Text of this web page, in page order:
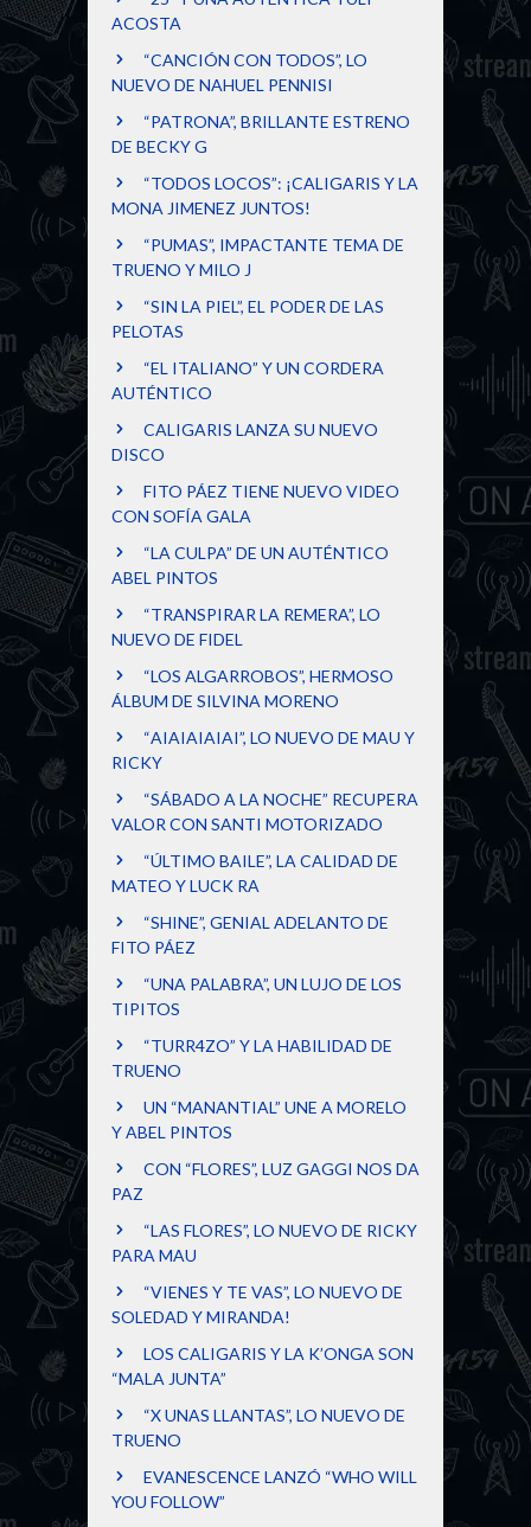
ACOSTA
“CANCIÓN CON TODOS”, LO
NUEVO DE NAHUEL PENNISI
“PATRONA”, BRILLANTE ESTRENO
DE BECKY G
“TODOS LOCOS”: ¡CALIGARIS Y LA
MONA JIMENEZ JUNTOS!
“PUMAS”, IMPACTANTE TEMA DE
TRUENO Y MILO J
“SIN LA PIEL”, EL PODER DE LAS
PELOTAS
“EL ITALIANO” Y UN CORDERA
AUTÉNTICO
CALIGARIS LANZA SU NUEVO
DISCO
FITO PÁEZ TIENE NUEVO VIDEO
CON SOFÍA GALA
“LA CULPA” DE UN AUTÉNTICO
ABEL PINTOS
“TRANSPIRAR LA REMERA”, LO
NUEVO DE FIDEL
“LOS ALGARROBOS”, HERMOSO
ÁLBUM DE SILVINA MORENO
“AIAIAIAIAI”, LO NUEVO DE MAU Y
RICKY
“SÁBADO A LA NOCHE” RECUPERA
VALOR CON SANTI MOTORIZADO
“ÚLTIMO BAILE”, LA CALIDAD DE
MATEO Y LUCK RA
“SHINE”, GENIAL ADELANTO DE
FITO PÁEZ
“UNA PALABRA”, UN LUJO DE LOS
TIPITOS
“TURR4ZO” Y LA HABILIDAD DE
TRUENO
UN “MANANTIAL” UNE A MORELO
Y ABEL PINTOS
CON “FLORES”, LUZ GAGGI NOS DA
PAZ
“LAS FLORES”, LO NUEVO DE RICKY
PARA MAU
“VIENES Y TE VAS”, LO NUEVO DE
SOLEDAD Y MIRANDA!
LOS CALIGARIS Y LA K’ONGA SON
“MALA JUNTA”
“X UNAS LLANTAS”, LO NUEVO DE
TRUENO
EVANESCENCE LANZÓ “WHO WILL
YOU FOLLOW”